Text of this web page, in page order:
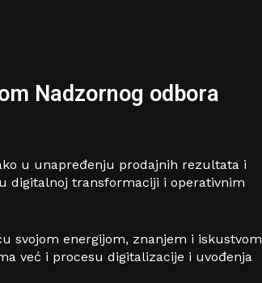
Nadzornog odbora
u unapređenju prodajnih rezultata i
digitalnoj transformaciji i operativnim
svojom energijom, znanjem i iskustvom
već i procesu digitalizacije i uvođenja